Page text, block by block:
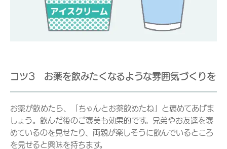
コツ3 お薬を飲みたくなるような雰囲気づくりを
お薬が飲めたら、「ちゃんとお薬飲めたね」と褒めてあげま
しょう。飲んだ後のご褒美も効果的です。兄弟やお友達を褒
めているのを見せたり、両親が楽しそうに飲んでいるところ
を見せると興味を持ちます。